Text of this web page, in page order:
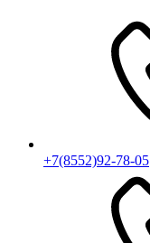
+7(8552)92-78-05